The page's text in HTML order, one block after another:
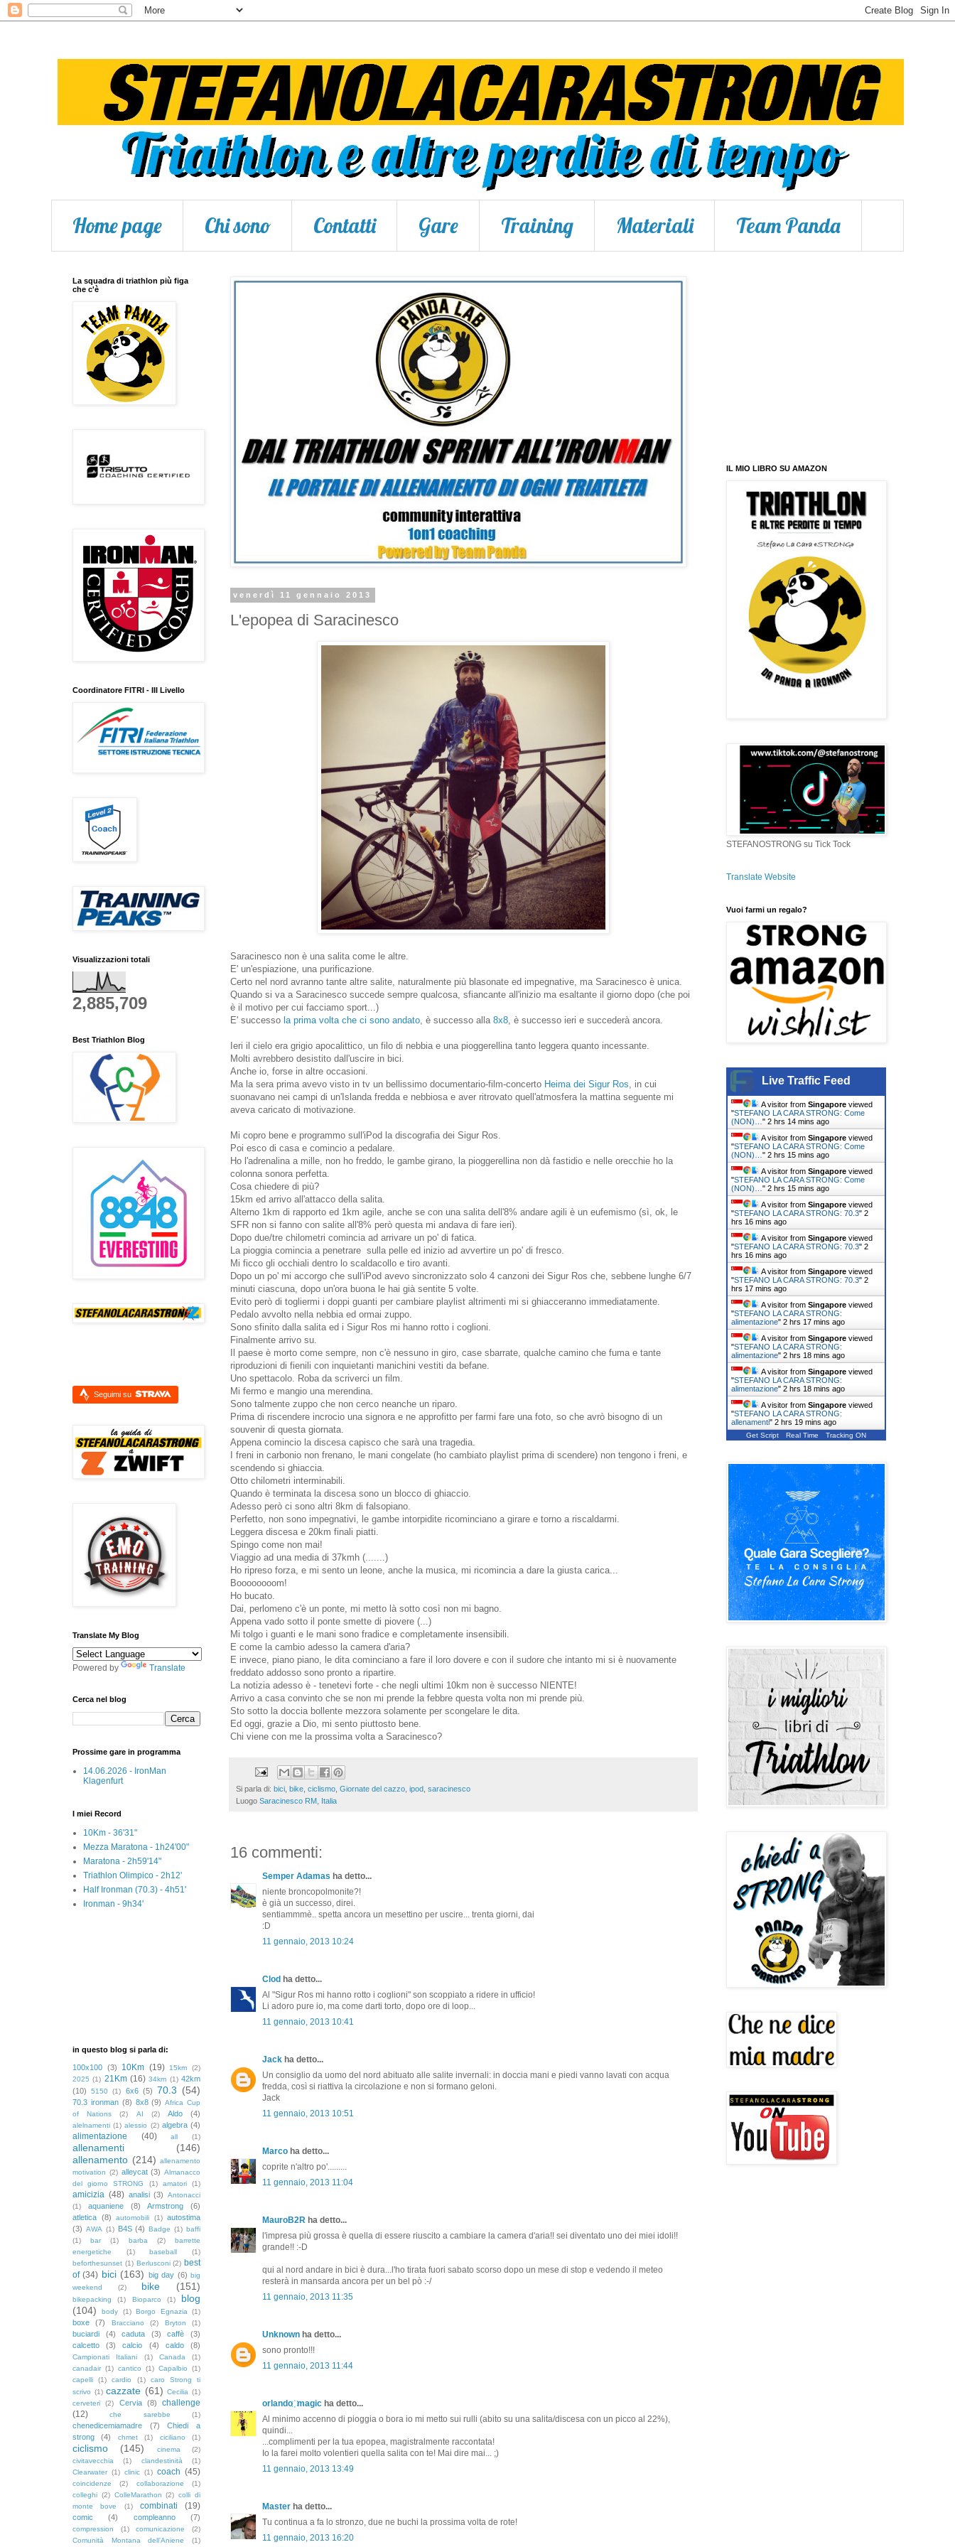
Home page Chi sono Contatti Gare Training Materiali Team Panda
venerdì 11 gennaio 2013
L'epopea di Saracinesco
Saracinesco non è una salita come le altre.
E' un'espiazione, una purificazione.
Certo nel nord avranno tante altre salite, naturalmente più blasonate ed impegnative, ma Saracinesco è unica.
Quando si va a Saracinesco succede sempre qualcosa, sfiancante all'inizio ma esaltante il giorno dopo (che poi
è il motivo per cui facciamo sport...)
E' successo la prima volta che ci sono andato, è successo alla 8x8, è successo ieri e succederà ancora.
Ieri il cielo era grigio apocalittico, un filo di nebbia e una pioggerellina tanto leggera quanto incessante.
Molti avrebbero desistito dall'uscire in bici.
Anche io, forse in altre occasioni.
Ma la sera prima avevo visto in tv un bellissimo documentario-film-concerto Heima dei Sigur Ros, in cui
suonavano nei campi di un'Islanda fredda e nebbiosa e aver ritrovato quell'atmosfera la mattina seguente mi
aveva caricato di motivazione.
Mi copro bene e programmo sull'iPod la discografia dei Sigur Ros.
Poi esco di casa e comincio a pedalare.
Ho l'adrenalina a mille, non ho freddo, le gambe girano, la pioggerellina non dà fastidio e nelle orecchie ho la
colonna sonora perfetta.
Cosa chiedere di più?
15km ed arrivo all'attacco della salita.
Alterno 1km di rapporto ed 1km agile, anche se con una salita dell'8% andare agili è un eufemismo (sì, ok, le
SFR non si fanno con salite all'8% però questa mi andava di fare ieri).
Dopo due/tre chilometri comincia ad arrivare un po' di fatica.
La pioggia comincia a penetrare sulla pelle ed inizio ad avvertire un po' di fresco.
Mi ficco gli occhiali dentro lo scaldacollo e tiro avanti.
Dopo un po' mi accorgo che sull'iPod avevo sincronizzato solo 4 canzoni dei Sigur Ros che, sebbene lunghe 6/7
minuti ciascuna, dopo un'ora buona le hai già sentite 5 volte.
Evito però di togliermi i doppi guanti per cambiare playlist altrimenti mi si ghiacceranno immediatamente.
Pedalo avvolto nella nebbia ed ormai zuppo.
Sono sfinito dalla salita ed i Sigur Ros mi hanno rotto i coglioni.
Finalmente arrivo su.
Il paese è morto come sempre, non c'è nessuno in giro, case sbarrate, qualche camino che fuma e tante
riproduzioni di fienili con inquietanti manichini vestiti da befane.
Uno spettacolo. Roba da scriverci un film.
Mi fermo e mangio una merendina.
Sono talmente zuppo che non cerco neanche un riparo.
Prima di riscendere incrocio una signora e ne approfitto per farmi fare una foto, so che avrò bisogno di un
souvenir di questa giornata.
Appena comincio la discesa capisco che sarà una tragedia.
I freni in carbonio non frenano, le mani congelate (ho cambiato playlist prima di scendere) non tengono i freni, e
scendendo si ghiaccia.
Otto chilometri interminabili.
Quando è terminata la discesa sono un blocco di ghiaccio.
Adesso però ci sono altri 8km di falsopiano.
Perfetto, non sono impegnativi, le gambe intorpidite ricominciano a girare e torno a riscaldarmi.
Leggera discesa e 20km finali piatti.
Spingo come non mai!
Viaggio ad una media di 37kmh (.......)
Ho ripreso forza, e mi sento un leone, anche la musica, mi ricomincia a dare la giusta carica...
Boooooooom!
Ho bucato.
Dai, perlomeno c'è un ponte, mi metto là sotto così non mi bagno.
Appena vado sotto il ponte smette di piovere (...)
Mi tolgo i guanti e le mani sono fradice e completamente insensibili.
E come la cambio adesso la camera d'aria?
E invece, piano piano, le dita cominciano a fare il loro dovere e con il sudore che intanto mi si è nuovamente
freddato addosso sono pronto a ripartire.
La notizia adesso è - tenetevi forte - che negli ultimi 10km non è successo NIENTE!
Arrivo a casa convinto che se non mi prende la febbre questa volta non mi prende più.
Sto sotto la doccia bollente mezzora solamente per scongelare le dita.
Ed oggi, grazie a Dio, mi sento piuttosto bene.
Chi viene con me la prossima volta a Saracinesco?
Si parla di: bici bike ciclismo Giornate del cazzo ipod saracinesco
Luogo Saracinesco RM, Italia
16 commenti:
Semper Adamas ha detto...
niente broncopolmonite?!
è già un successo, direi.
sentiammmè.. spetta ancora un mesettino per uscire... trenta giorni, dai
:D
11 gennaio, 2013 10:24
Clod ha detto...
Al "Sigur Ros mi hanno rotto i coglioni" son scoppiato a ridere in ufficio!
Li adoro pure io, ma come darti torto, dopo ore di loop...
11 gennaio, 2013 10:41
Jack ha detto...
Un consiglio da uomo del nord abituato alle salite invernali: in doccia mani e piedi vanno lavati con acqua
fredda, così si riattiva la circolazione e non si formano geloni.
Jack
11 gennaio, 2013 10:51
Marco ha detto...
coprite n'altro po'.........
11 gennaio, 2013 11:04
MauroB2R ha detto...
l'impresa più grossa è quella di essere riuscito a cambiare la camera d'aria!! sei diventato uno dei miei idoli!!
grande!! :-D
qui al nord andare in bici è dura...l'ho tirata fuori sabato scorso dopo un mese di stop e vedendo il meteo
resterà in mansarda ancora per un bel pò :-/
11 gennaio, 2013 11:35
Unknown ha detto...
sono pronto!!!
11 gennaio, 2013 11:44
orlando ҉ magic ha detto...
Al minimo accenno di pioggia o bora io mi metto sui rulli (abito su una salita/discesa con un picco al 22%),
quindi...
...complimenti per la tua epopea, magistralmente raccontata!
Io la farei molto volentieri quella salita con te! Mai dire mai... ;)
11 gennaio, 2013 13:49
Master ha detto...
Tu continua a fa lo stronzo, due ne buchi la prossima volta de rote!
11 gennaio, 2013 16:20
La squadra di triathlon più figa
che c'è
Coordinatore FITRI - III Livello
Visualizzazioni totali
2,885,709
Best Triathlon Blog
Seguimi su
Translate My Blog
Powered by Translate
Cerca nel blog
Prossime gare in programma
14.06.2026 - IronMan
Klagenfurt
I miei Record
10Km - 36'31"
Mezza Maratona - 1h24'00"
Maratona - 2h59'14"
Triathlon Olimpico - 2h12'
Half Ironman (70.3) - 4h51'
Ironman - 9h34'
in questo blog si parla di:
100x100 (3) 10Km (19) 15km
(2)
2025 (1) 21Km (16) 34km (1) 42km
(10)
5150 (1) 6x6 (5) 70.3 (54)
70.3 ironman (8) 8x8 (9) Africa Cup
of Nations
(2) AI (2) Aldo (4)
alelnamenti (1) alessio (2) algebra (4)
alimentazione (40) all (1)
allenamenti
(146)
allenamento (214) allenamento
motivation (2) alleycat (3) Almanacco
del giorno STRONG
(1) amatori (1)
amicizia (48) analisi (3)
Antonacci
(1)
aquaniene (8) Armstrong
(6)
atletica (8) automobili (1) autostima
(3) AWA (1) B4S (4) Badge (1) baffi
(1)
bar (1) barba (2)
barrette
energetiche
(1) baseball
(1)
beforthesunset (1) Berlusconi (2) best
of (34) bici (163) big day (6) big
weekend
(2) bike (151)
bikepacking (1) Bioparco (1)
blog
(104)
body (1) Borgo Egnazia (1)
boxe (7) Bracciano (2) Bryton (1)
buciardi (4) caduta (3) caffè
(3)
calcetto
(3) calcio (4) caldo (8)
Campionati Italiani (1) Canada
(1)
canadair (1) cantico (1) Capalbio
(1)
capelli
(1) cardio (1)
caro Strong ti
scrivo (1) cazzate (61) Cecilia (1)
cerveteri
(2) Cervia (8)
challenge
(12)
che sarebbe (1)
chenedicemiamadre (7)
Chiedi a
strong
(4) chmet (1) ciciliano (1)
ciclismo (145) cinema
(2)
civitavecchia
(1) clandestinità
(1)
Clearwater (1) clinic (1) coach (45)
coincidenze (2) collaborazione
(1)
colleghi (2) ColleMarathon (2) colli di
monte bove
(1) combinati (19)
comic (4) compleanno (7)
compression (1) comunicazione
(2)
Comunità Montana dell'Aniene
(1)
IL MIO LIBRO SU AMAZON
STEFANOSTRONG su Tick Tock
Translate Website
Vuoi farmi un regalo?
Live Traffic Feed
A visitor from Singapore viewed
"STEFANO LA CARA STRONG: Come
(NON)… " 2 hrs 14 mins ago
A visitor from Singapore viewed
"STEFANO LA CARA STRONG: Come
(NON)… " 2 hrs 15 mins ago
A visitor from Singapore viewed
"STEFANO LA CARA STRONG: Come
(NON)… " 2 hrs 15 mins ago
A visitor from Singapore viewed
"STEFANO LA CARA STRONG: 70.3" 2
hrs 16 mins ago
A visitor from Singapore viewed
"STEFANO LA CARA STRONG: 70.3" 2
hrs 16 mins ago
A visitor from Singapore viewed
"STEFANO LA CARA STRONG: 70.3" 2
hrs 17 mins ago
A visitor from Singapore viewed
"STEFANO LA CARA STRONG:
alimentazione" 2 hrs 17 mins ago
A visitor from Singapore viewed
"STEFANO LA CARA STRONG:
alimentazione" 2 hrs 18 mins ago
A visitor from Singapore viewed
"STEFANO LA CARA STRONG:
alimentazione" 2 hrs 18 mins ago
A visitor from Singapore viewed
"STEFANO LA CARA STRONG:
allenamenti" 2 hrs 19 mins ago
Get Script Real Time Tracking ON